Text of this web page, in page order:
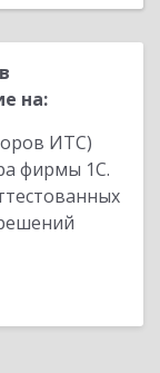
на:
ИТС)
фирмы 1С.